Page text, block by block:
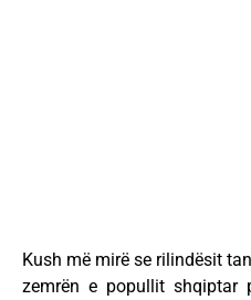
Kush më mirë se rilindësit
zemrën e popullit shqiptar